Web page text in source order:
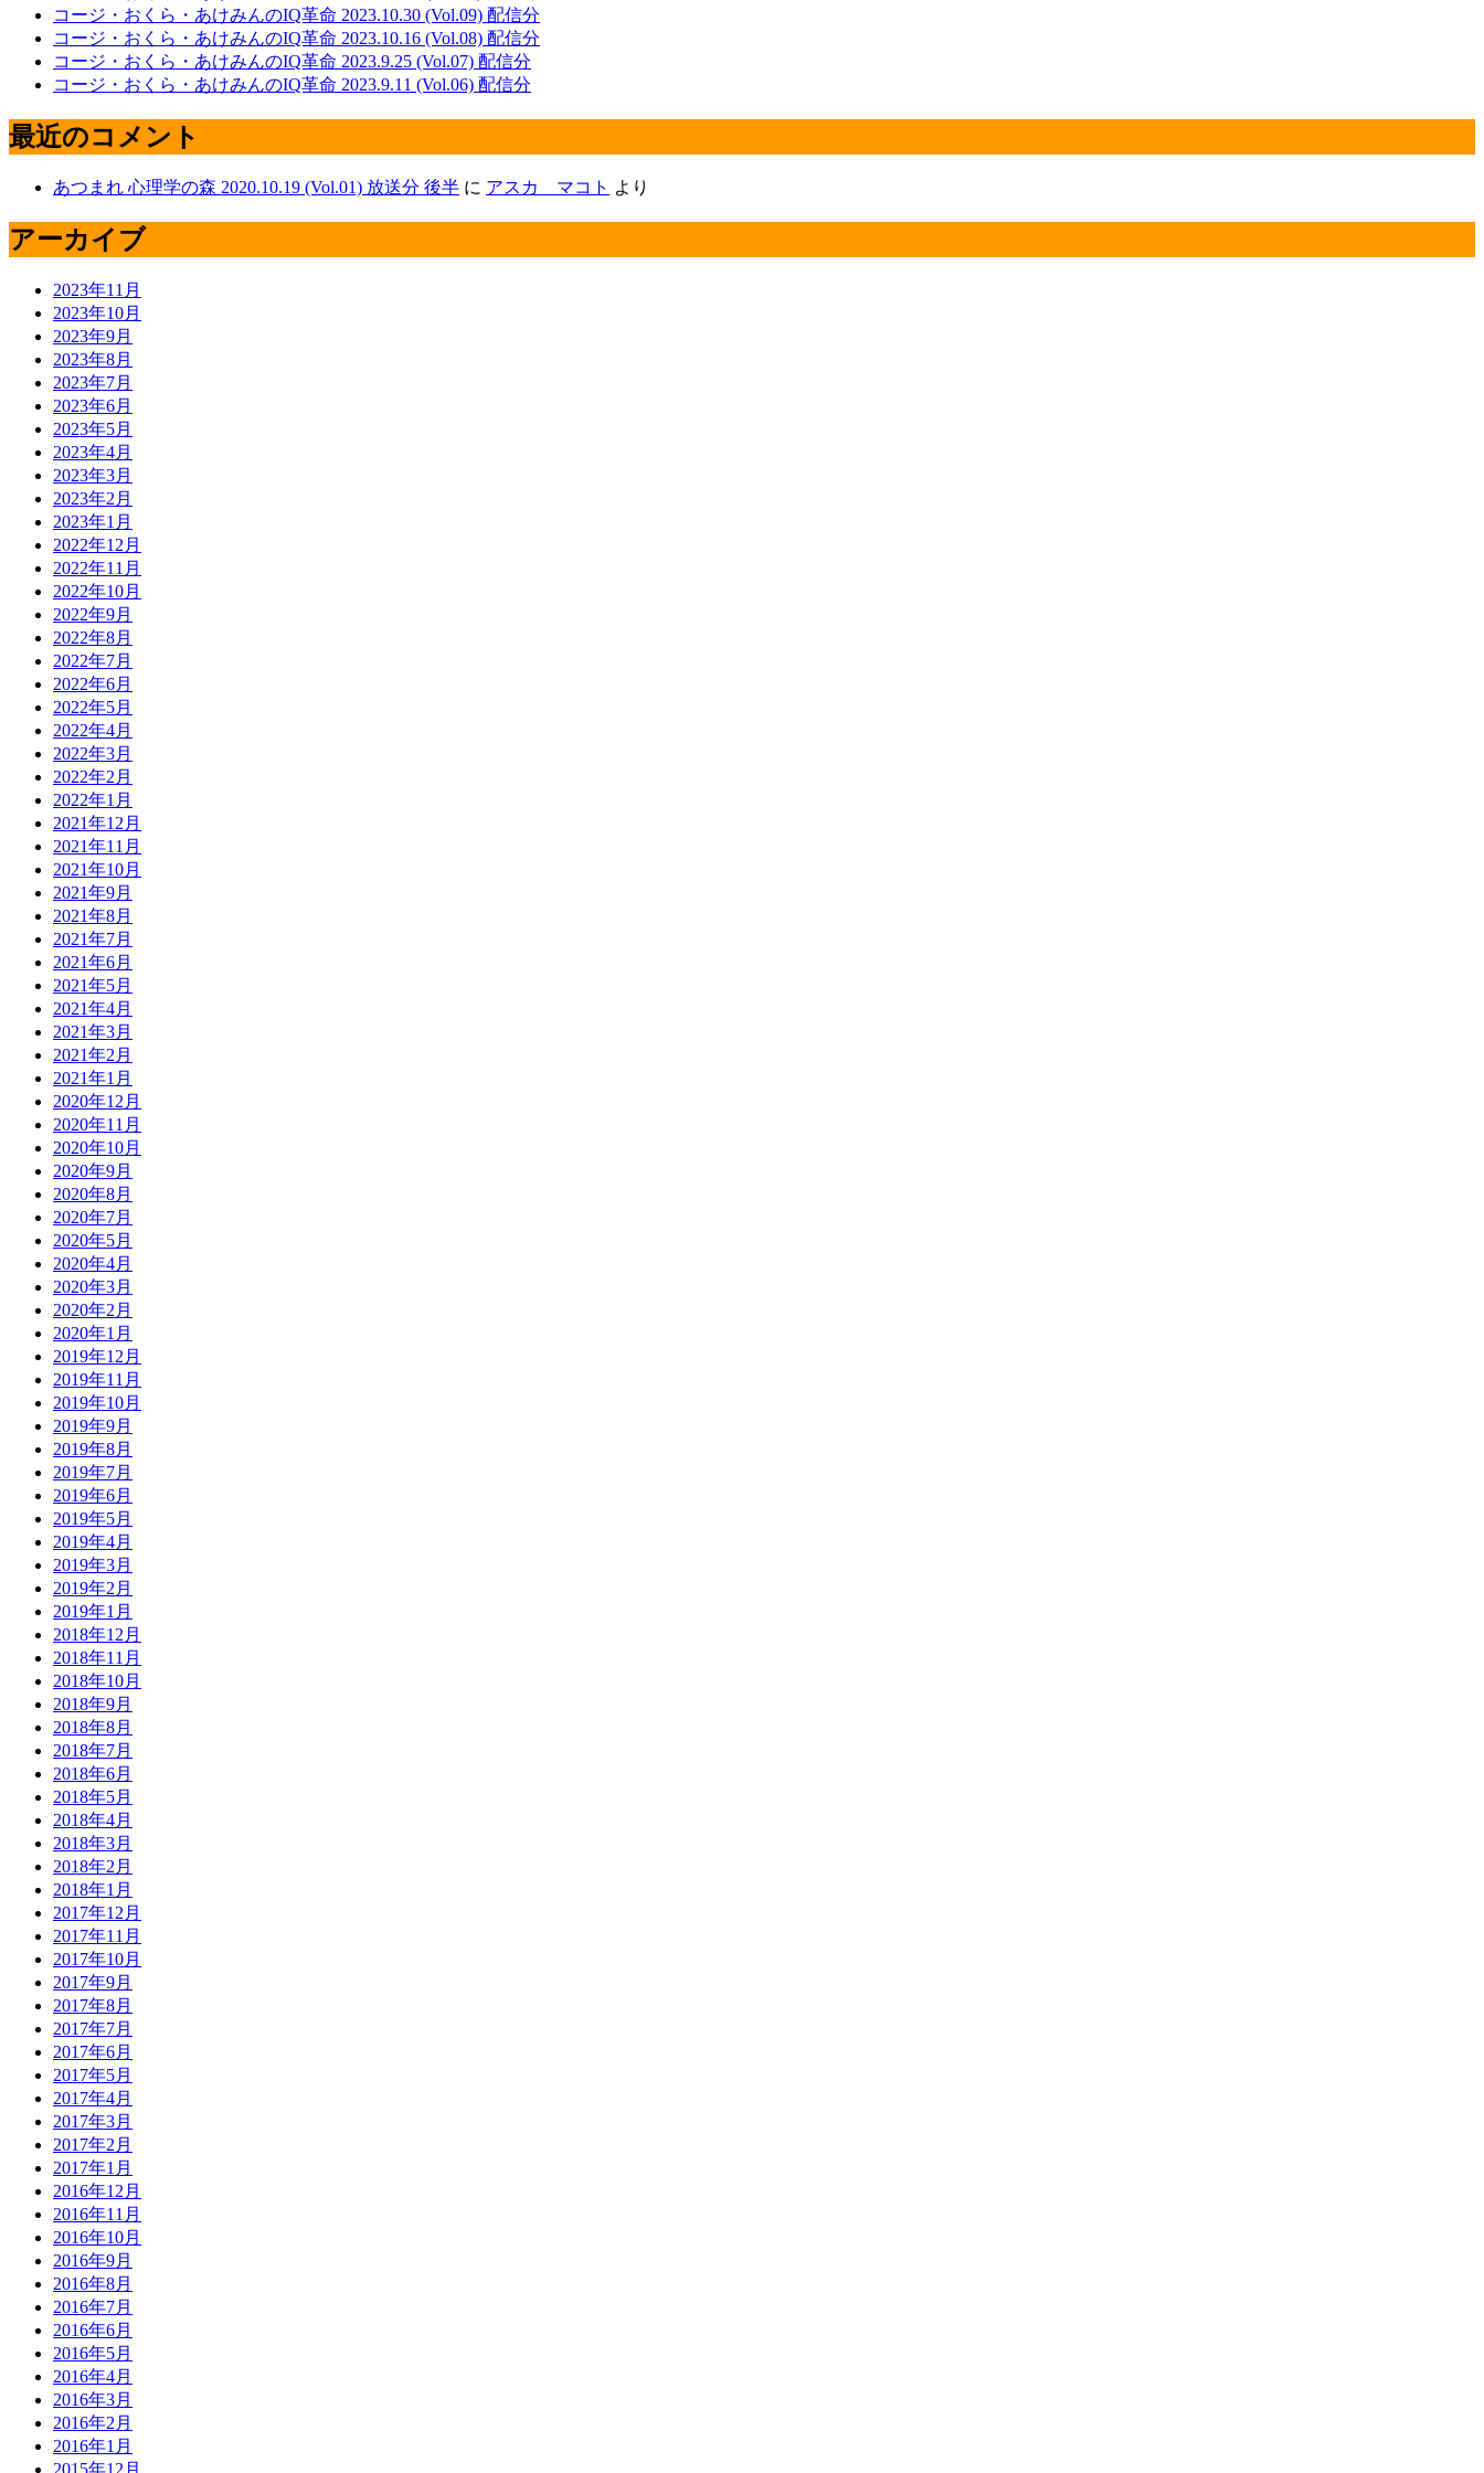
コージ・おくら・あけみんのIQ革命 2023.10.30 (Vol.09) 配信分
コージ・おくら・あけみんのIQ革命 2023.10.16 (Vol.08) 配信分
コージ・おくら・あけみんのIQ革命 2023.9.25 (Vol.07) 配信分
コージ・おくら・あけみんのIQ革命 2023.9.11 (Vol.06) 配信分
最近のコメント
あつまれ 心理学の森 2020.10.19 (Vol.01) 放送分 後半 に アスカ マコト より
アーカイブ
2023年11月
2023年10月
2023年9月
2023年8月
2023年7月
2023年6月
2023年5月
2023年4月
2023年3月
2023年2月
2023年1月
2022年12月
2022年11月
2022年10月
2022年9月
2022年8月
2022年7月
2022年6月
2022年5月
2022年4月
2022年3月
2022年2月
2022年1月
2021年12月
2021年11月
2021年10月
2021年9月
2021年8月
2021年7月
2021年6月
2021年5月
2021年4月
2021年3月
2021年2月
2021年1月
2020年12月
2020年11月
2020年10月
2020年9月
2020年8月
2020年7月
2020年5月
2020年4月
2020年3月
2020年2月
2020年1月
2019年12月
2019年11月
2019年10月
2019年9月
2019年8月
2019年7月
2019年6月
2019年5月
2019年4月
2019年3月
2019年2月
2019年1月
2018年12月
2018年11月
2018年10月
2018年9月
2018年8月
2018年7月
2018年6月
2018年5月
2018年4月
2018年3月
2018年2月
2018年1月
2017年12月
2017年11月
2017年10月
2017年9月
2017年8月
2017年7月
2017年6月
2017年5月
2017年4月
2017年3月
2017年2月
2017年1月
2016年12月
2016年11月
2016年10月
2016年9月
2016年8月
2016年7月
2016年6月
2016年5月
2016年4月
2016年3月
2016年2月
2016年1月
2015年12月